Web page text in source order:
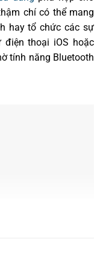
chí có thể mang
hay tổ chức các sự
thoại iOS hoặc
tính năng Bluetooth